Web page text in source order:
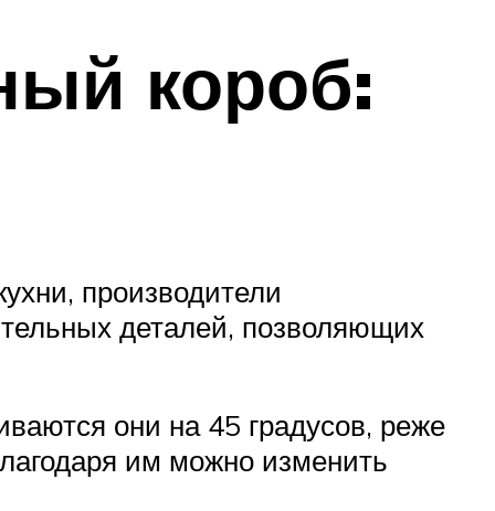
короб:
производители
деталей, позволяющих
они на 45 градусов, реже
им можно изменить